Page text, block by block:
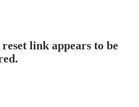
link appears to be